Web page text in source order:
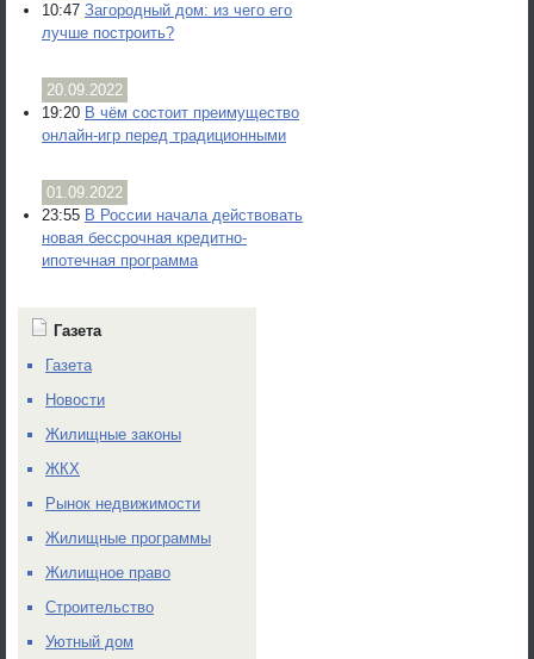
10:47 Загородный дом: из чего его
лучше построить?
20.09.2022
19:20 В чём состоит преимущество
онлайн-игр перед традиционными
01.09.2022
23:55 В России начала действовать
новая бессрочная кредитно-
ипотечная программа
Газета
Газета
Новости
Жилищные законы
ЖКХ
Рынок недвижимости
Жилищные программы
Жилищное право
Строительство
Уютный дом